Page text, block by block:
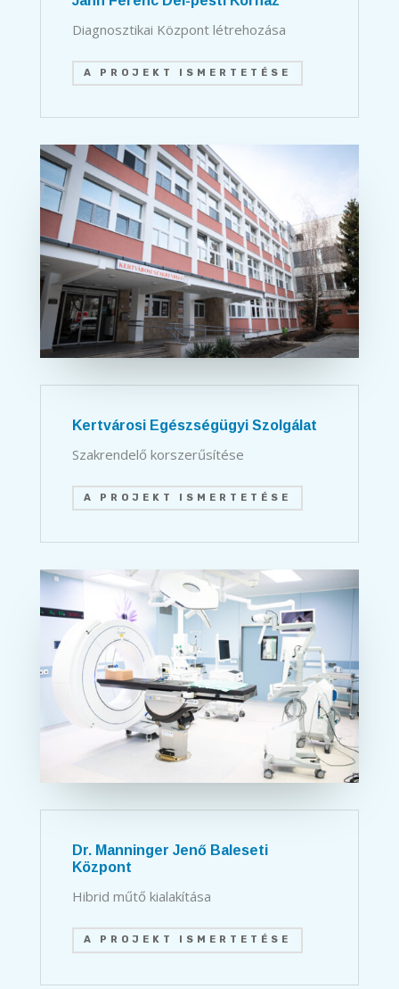
Diagnosztikai Központ létrehozása
A PROJEKT ISMERTETÉSE
Kertvárosi Egészségügyi Szolgálat
Szakrendelő korszerűsítése
A PROJEKT ISMERTETÉSE
Dr. Manninger Jenő Baleseti
Központ
Hibrid műtő kialakítása
A PROJEKT ISMERTETÉSE